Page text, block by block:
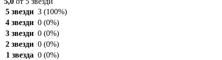
5 звезди 3 (100%)
4 звезди 0 (0%)
3 звезди 0 (0%)
2 звезди 0 (0%)
1 звезда 0 (0%)